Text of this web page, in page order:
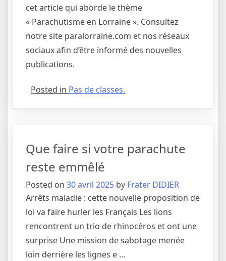
cet article qui aborde le thème
« Parachutisme en Lorraine ». Consultez
notre site paralorraine.com et nos réseaux
sociaux afin d’être informé des nouvelles
publications.
Posted in Pas de classes.
Que faire si votre parachute
reste emmêlé
Posted on 30 avril 2025 by Frater DIDIER
Arrêts maladie : cette nouvelle proposition de
loi va faire hurler les Français Les lions
rencontrent un trio de rhinocéros et ont une
surprise Une mission de sabotage menée
loin derrière les lignes e …